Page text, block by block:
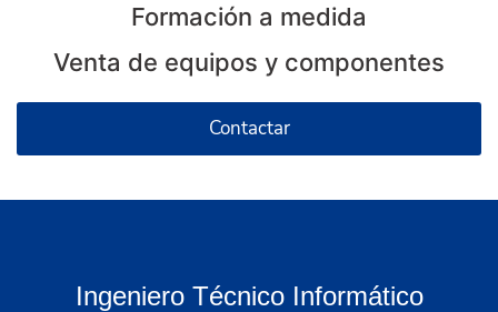
Formación a medida
Venta de equipos y componentes
Contactar
Ingeniero Técnico Informático